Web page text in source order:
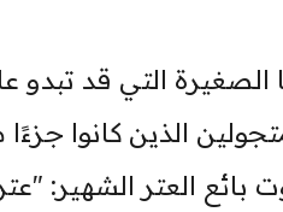
التي قد تبدو
الذين كانوا
العتر الشهير: